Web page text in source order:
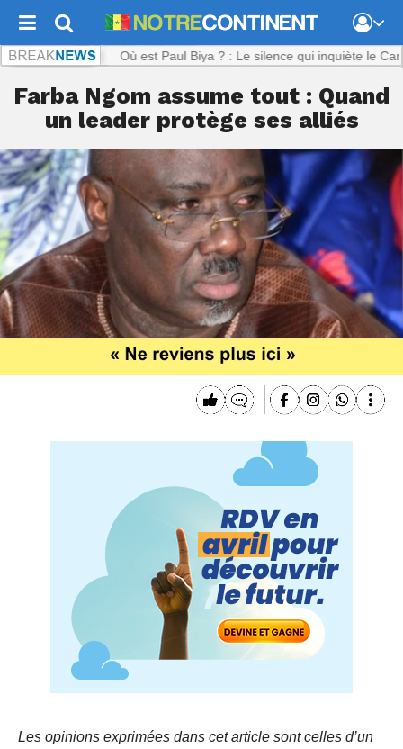
: Où est Paul Biya ? : Le silence qui inquiète le Cameroun
Farba Ngom assume tout : Quand
un leader protège ses alliés
Les opinions exprimées dans cet article sont celles d’un